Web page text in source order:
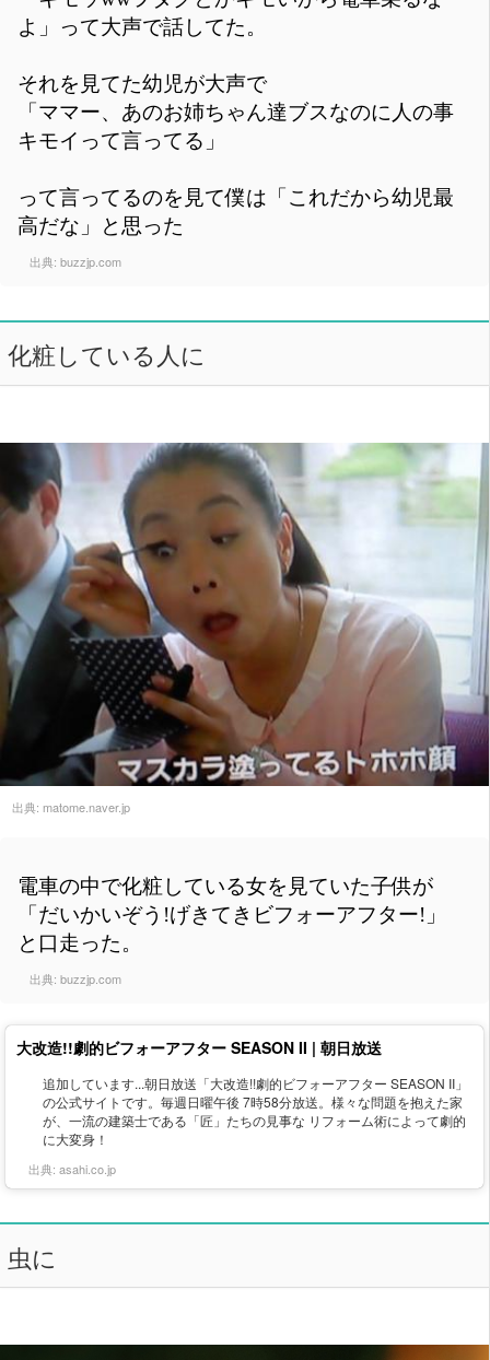
よ」って大声で話してた。
それを見てた幼児が大声で
「ママー、あのお姉ちゃん達ブスなのに人の事
キモイって言ってる」
って言ってるのを見て僕は「これだから幼児最
高だな」と思った
出典: buzzjp.com
化粧している人に
出典: matome.naver.jp
電車の中で化粧している女を見ていた子供が
「だいかいぞう!げきてきビフォーアフター!」
と口走った。
出典: buzzjp.com
大改造!!劇的ビフォーアフター SEASON II | 朝日放送
追加しています...朝日放送「大改造!!劇的ビフォーアフター SEASON II」
の公式サイトです。毎週日曜午後 7時58分放送。様々な問題を抱えた家
が、一流の建築士である「匠」たちの見事な リフォーム術によって劇的
に大変身！
出典: asahi.co.jp
虫に